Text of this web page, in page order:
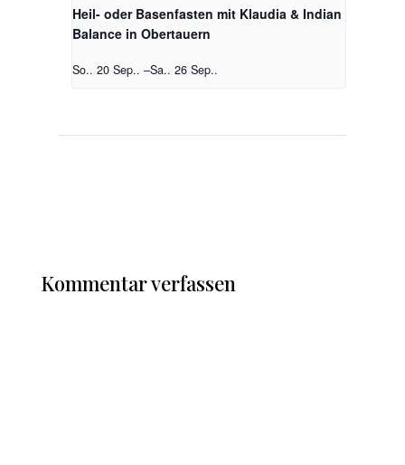
Heil- oder Basenfasten mit Klaudia & Indian
Balance in Obertauern
So.. 20 Sep.. –Sa.. 26 Sep..
Kommentar verfassen